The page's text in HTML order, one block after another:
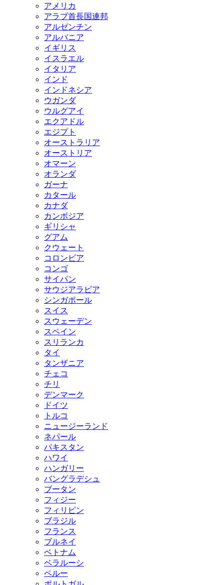
アメリカ
アラブ首長国連邦
アルゼンチン
アルバニア
イギリス
イスラエル
イタリア
インド
インドネシア
ウガンダ
ウルグアイ
エクアドル
エジプト
オーストラリア
オーストリア
オマーン
オランダ
ガーナ
カタール
カナダ
カンボジア
ギリシャ
グアム
クウェート
コロンビア
コンゴ
サイパン
サウジアラビア
シンガポール
スイス
スウェーデン
スペイン
スリランカ
タイ
タンザニア
チェコ
チリ
デンマーク
ドイツ
トルコ
ニュージーランド
ネパール
パキスタン
ハワイ
ハンガリー
バングラデシュ
ブータン
フィジー
フィリピン
ブラジル
フランス
ブルネイ
ベトナム
ベラルーシ
ペルー